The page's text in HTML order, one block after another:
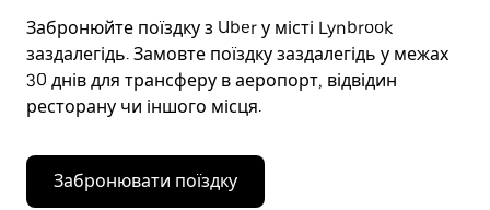
Забронюйте поїздку з Uber у місті Lynbrook
заздалегідь. Замовте поїздку заздалегідь у межах
30 днів для трансферу в аеропорт, відвідин
ресторану чи іншого місця.
Забронювати поїздку